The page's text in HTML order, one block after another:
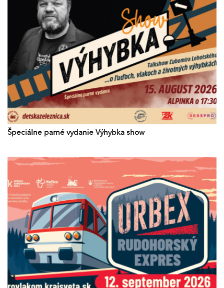
Špeciálne parné vydanie Výhybka show